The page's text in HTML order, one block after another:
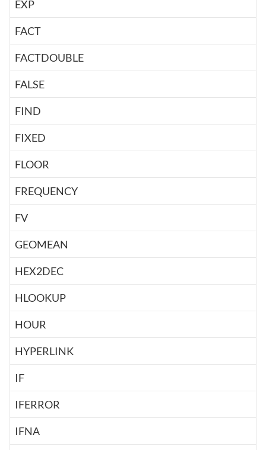
EXP
FACT
FACTDOUBLE
FALSE
FIND
FIXED
FLOOR
FREQUENCY
FV
GEOMEAN
HEX2DEC
HLOOKUP
HOUR
HYPERLINK
IF
IFERROR
IFNA